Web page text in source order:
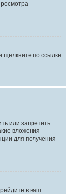
щёлкните по ссылке
или запретить
вложения
для получения
в ваш